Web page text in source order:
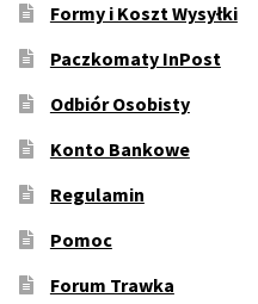
Formy i Koszt Wysyłki
Paczkomaty InPost
Odbiór Osobisty
Konto Bankowe
Regulamin
Pomoc
Forum Trawka